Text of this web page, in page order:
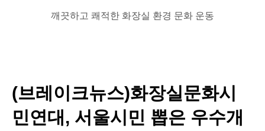
시민이뽑은Best&Worst
깨끗하고 쾌적한 화장실 환경 문화 운동
(브레이크뉴스)화장실문화시
민연대, 서울시민 뽑은 우수개